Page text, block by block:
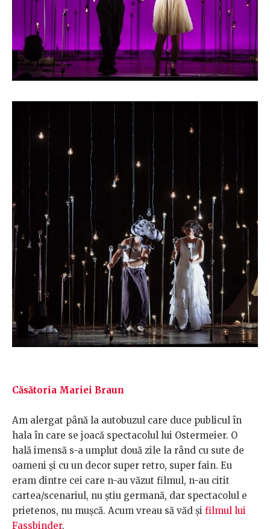
Căsătoria Mariei Braun
Am alergat până la autobuzul care duce publicul în
hala în care se joacă spectacolul lui Ostermeier. O
hală imensă s-a umplut două zile la rând cu sute de
oameni și cu un decor super retro, super fain. Eu
eram dintre cei care n-au văzut filmul, n-au citit
cartea/scenariul, nu știu germană, dar spectacolul e
prietenos, nu mușcă. Acum vreau să văd și filmul lui
Fassbinder.